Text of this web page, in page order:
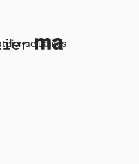
actualités